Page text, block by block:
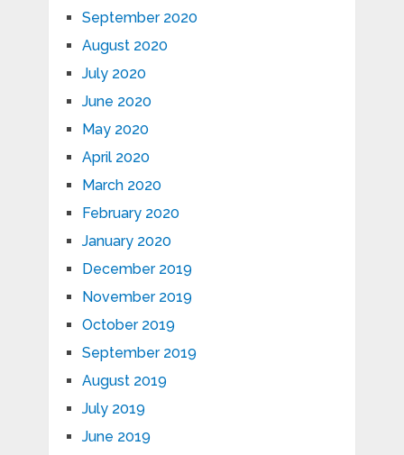
September 2020
August 2020
July 2020
June 2020
May 2020
April 2020
March 2020
February 2020
January 2020
December 2019
November 2019
October 2019
September 2019
August 2019
July 2019
June 2019